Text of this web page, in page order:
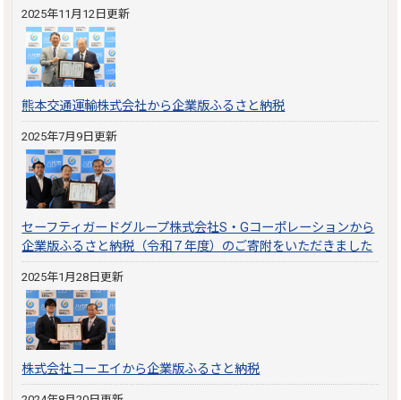
2025年11月12日更新
熊本交通運輸株式会社から企業版ふるさと納税
2025年7月9日更新
セーフティガードグループ株式会社S・Gコーポレーションから
企業版ふるさと納税（令和７年度）のご寄附をいただきました
2025年1月28日更新
株式会社コーエイから企業版ふるさと納税